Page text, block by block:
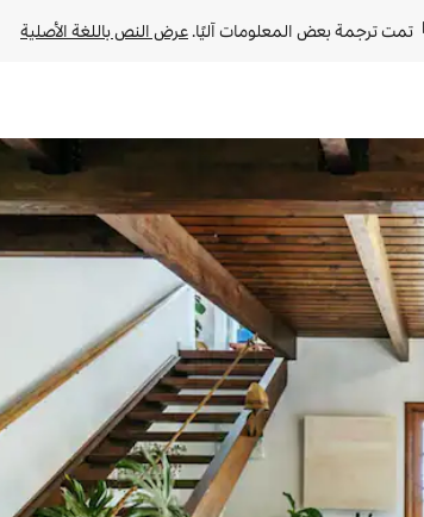
تمت ترجمة بعض المعلومات آليًا. عرض النص باللغة الأصلية
عن طريق اللمس أو السحب.